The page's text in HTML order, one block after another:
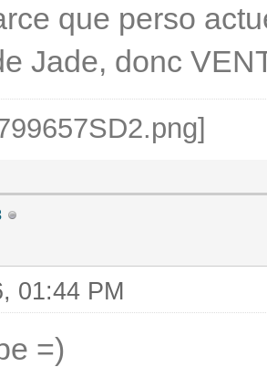
que perso
Jade, donc
01:44 PM
=)